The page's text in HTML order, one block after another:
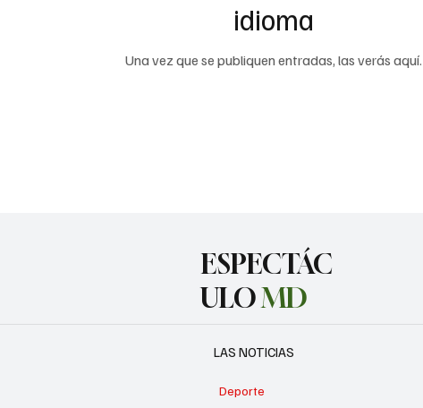
idioma
Una vez que se publiquen entradas, las verás aquí.
ESPECTÁC
ULOMD
LAS NOTICIAS
Deporte